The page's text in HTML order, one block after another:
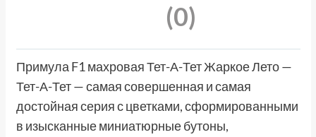
(0)
Примула F1 махровая Тет-А-Тет Жаркое Лето —
Тет-А-Тет — самая совершенная и самая
достойная серия с цветками, сформированными
в изысканные миниатюрные бутоны,